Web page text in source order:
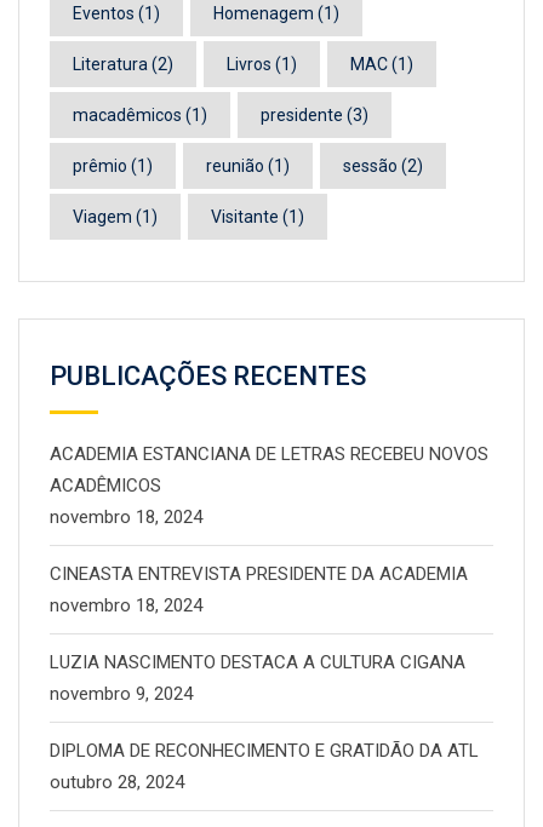
Eventos (1) Homenagem (1)
Literatura(2) Livros (1) MAC(1)
macadêmicos (1) presidente (3)
prêmio (1) reunião (1) sessão (2)
Viagem (1) Visitante (1)
PUBLICAÇÕES RECENTES
ACADEMIA ESTANCIANA DE LETRAS RECEBEU NOVOS
ACADÊMICOS
novembro 18, 2024
CINEASTA ENTREVISTA PRESIDENTE DA ACADEMIA
novembro 18, 2024
LUZIA NASCIMENTO DESTACA A CULTURA CIGANA
novembro 9, 2024
DIPLOMA DE RECONHECIMENTO E GRATIDÃO DA ATL
outubro 28, 2024